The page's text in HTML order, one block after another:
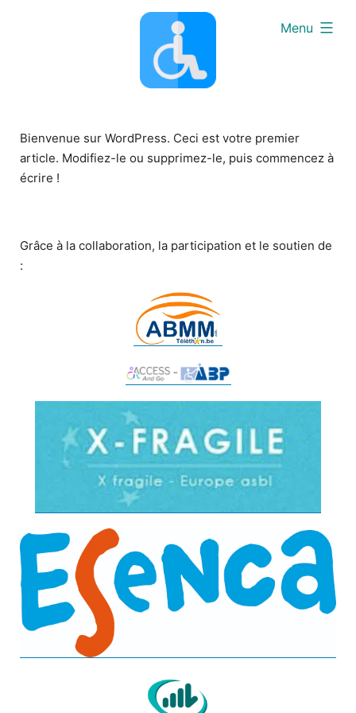
Menu
expanded
Bienvenue sur WordPress. Ceci est votre premier
article. Modifiez-le ou supprimez-le, puis commencez à
écrire !
Grâce à la collaboration, la participation et le soutien de
: